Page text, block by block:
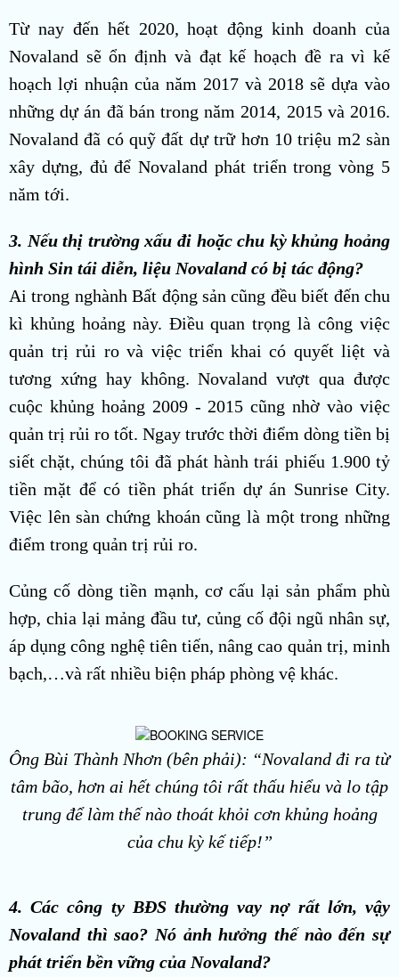
Từ nay đến hết 2020, hoạt động kinh doanh của
Novaland sẽ ổn định và đạt kế hoạch đề ra vì kế
hoạch lợi nhuận của năm 2017 và 2018 sẽ dựa vào
những dự án đã bán trong năm 2014, 2015 và 2016.
Novaland đã có quỹ đất dự trữ hơn 10 triệu m2 sàn
xây dựng, đủ để Novaland phát triển trong vòng 5
năm tới.
3. Nếu thị trường xấu đi hoặc chu kỳ khủng hoảng
hình Sin tái diễn, liệu Novaland có bị tác động?
Ai trong nghành Bất động sản cũng đều biết đến chu
kì khủng hoảng này. Điều quan trọng là công việc
quản trị rủi ro và việc triển khai có quyết liệt và
tương xứng hay không. Novaland vượt qua được
cuộc khủng hoảng 2009 - 2015 cũng nhờ vào việc
quản trị rủi ro tốt. Ngay trước thời điểm dòng tiền bị
siết chặt, chúng tôi đã phát hành trái phiếu 1.900 tỷ
tiền mặt để có tiền phát triển dự án Sunrise City.
Việc lên sàn chứng khoán cũng là một trong những
điểm trong quản trị rủi ro.
Củng cố dòng tiền mạnh, cơ cấu lại sản phẩm phù
hợp, chia lại mảng đầu tư, củng cố đội ngũ nhân sự,
áp dụng công nghệ tiên tiến, nâng cao quản trị, minh
bạch,…và rất nhiều biện pháp phòng vệ khác.
Ông Bùi Thành Nhơn (bên phải): “Novaland đi ra từ
tâm bão, hơn ai hết chúng tôi rất thấu hiểu và lo tập
trung để làm thế nào thoát khỏi cơn khủng hoảng
của chu kỳ kế tiếp!”
4. Các công ty BĐS thường vay nợ rất lớn, vậy
Novaland thì sao? Nó ảnh hưởng thế nào đến sự
phát triển bền vững của Novaland?